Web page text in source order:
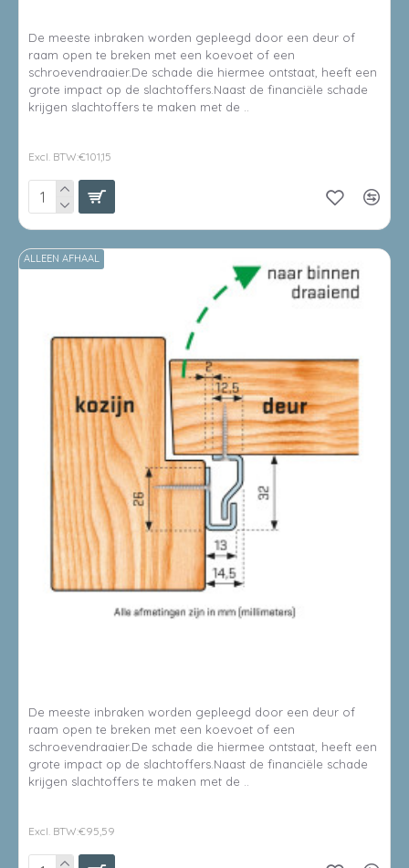
De meeste inbraken worden gepleegd door een deur of
raam open te breken met een koevoet of een
schroevendraaier.De schade die hiermee ontstaat, heeft een
grote impact op de slachtoffers.Naast de financiële schade
krijgen slachtoffers te maken met de ..
Excl. BTW:€101,15
ALLEEN AFHAAL
De meeste inbraken worden gepleegd door een deur of
raam open te breken met een koevoet of een
schroevendraaier.De schade die hiermee ontstaat, heeft een
grote impact op de slachtoffers.Naast de financiële schade
krijgen slachtoffers te maken met de ..
Excl. BTW:€95,59